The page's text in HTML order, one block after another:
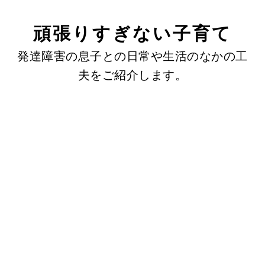
頑張りすぎない子育て
発達障害の息子との日常や生活のなかの工
夫をご紹介します。